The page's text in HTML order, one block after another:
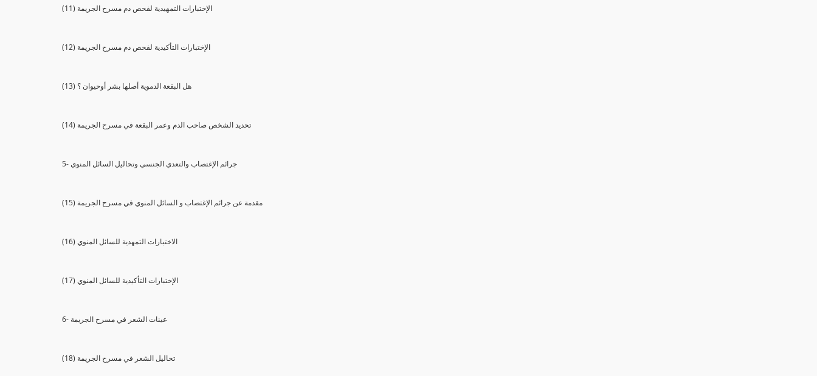
(11) الإختبارات التمهيدية لفحص دم مسرح الجريمة
(12) الإختبارات التأكيدية لفحص دم مسرح الجريمة
(13) هل البقعة الدموية أصلها بشر أوحيوان ؟
(14) تحديد الشخص صاحب الدم وعمر البقعة في مسرح الجريمة
5- جرائم الإغتصاب والتعدي الجنسي وتحاليل السائل المنوي
(15) مقدمة عن جرائم الإغتصاب و السائل المنوي في مسرح الجريمة
(16) الاختبارات التمهدية للسائل المنوي
(17) الإختبارات التأكيدية للسائل المنوي
6- عينات الشعر في مسرح الجريمة
(18) تحاليل الشعر في مسرح الجريمة